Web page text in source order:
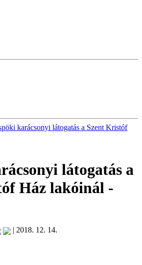
karácsonyi látogatás a Szent Kristóf
látogatás a
Ház lakóinál -
| 2018. 12. 14.